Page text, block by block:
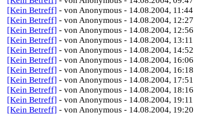
[Kein Betreff] - von Anonymous - 14.08.2004, 11:44
[Kein Betreff] - von Anonymous - 14.08.2004, 12:27
[Kein Betreff] - von Anonymous - 14.08.2004, 12:56
[Kein Betreff] - von Anonymous - 14.08.2004, 13:11
[Kein Betreff] - von Anonymous - 14.08.2004, 14:52
[Kein Betreff] - von Anonymous - 14.08.2004, 16:06
[Kein Betreff] - von Anonymous - 14.08.2004, 16:18
[Kein Betreff] - von Anonymous - 14.08.2004, 17:51
[Kein Betreff] - von Anonymous - 14.08.2004, 18:16
[Kein Betreff] - von Anonymous - 14.08.2004, 19:11
[Kein Betreff] - von Anonymous - 14.08.2004, 19:20